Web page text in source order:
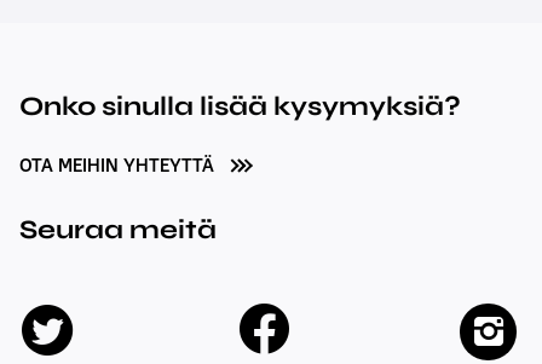
Onko sinulla lisää kysymyksiä?
OTA MEIHIN YHTEYTTÄ
Seuraa meitä
twitter facebook